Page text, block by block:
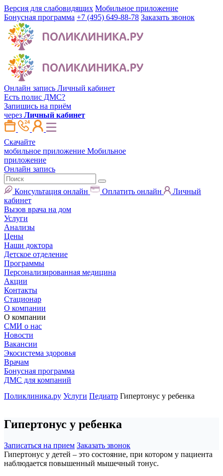
Версия для слабовидящих Мобильное приложение
Бонусная программа +7 (495) 649-88-78 Заказать звонок
Онлайн запись Личный кабинет
Есть полис ДМС?
Запишись на приём
через Личный кабинет
Скачайте
мобильное приложение Мобильное
приложение
Онлайн запись
Консультация онлайн Оплатить онлайн
Личный
кабинет
Вызов врача на дом
Услуги
Анализы
Цены
Наши доктора
Детское отделение
Программы
Персонализированная медицина
Акции
Контакты
Стационар
О компании
О компании
СМИ о нас
Новости
Вакансии
Экосистема здоровья
Врачам
Бонусная программа
ДМС для компаний
Поликлиника.ру Услуги Педиатр Гипертонус у ребенка
Гипертонус у ребенка
Записаться на прием Заказать звонок
Гипертонус у детей – это состояние, при котором у пациента
наблюдается повышенный мышечный тонус.